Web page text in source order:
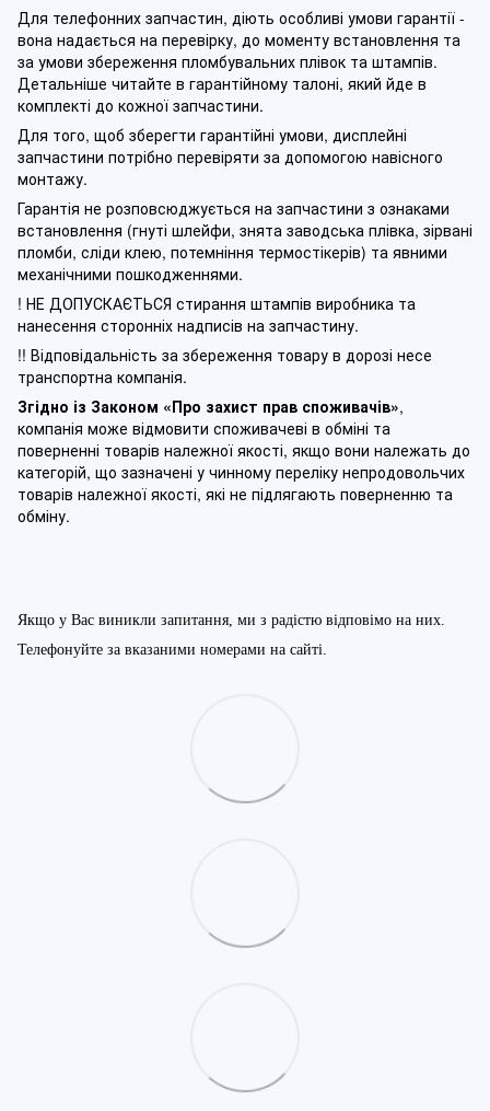
Для телефонних запчастин, діють особливі умови гарантії -
вона надається на перевірку, до моменту встановлення та
за умови збереження пломбувальних плівок та штампів.
Детальніше читайте в гарантійному талоні, який йде в
комплекті до кожної запчастини.
Для того, щоб зберегти гарантійні умови, дисплейні
запчастини потрібно перевіряти за допомогою навісного
монтажу.
Гарантія не розповсюджується на запчастини з ознаками
встановлення (гнуті шлейфи, знята заводська плівка, зірвані
пломби, сліди клею, потемніння термостікерів) та явними
механічними пошкодженнями.
! НЕ ДОПУСКАЄТЬСЯ стирання штампів виробника та
нанесення сторонніх надписів на запчастину.
!! Відповідальність за збереження товару в дорозі несе
транспортна компанія.
Згідно із Законом «Про захист прав споживачів»,
компанія може відмовити споживачеві в обміні та
поверненні товарів належної якості, якщо вони належать до
категорій, що зазначені у чинному переліку непродовольчих
товарів належної якості, які не підлягають поверненню та
обміну.
Якщо у Вас виникли запитання, ми з радістю відповімо на них.
Телефонуйте за вказаними номерами на сайті.